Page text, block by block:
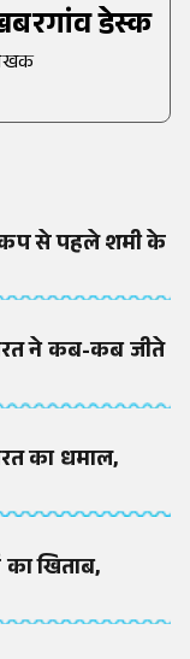
डेस्क
कप से पहले शमी के
ने कब-कब जीते
का धमाल,
का खिताब,